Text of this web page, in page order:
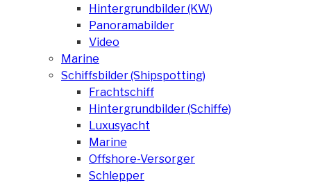
Hintergrundbilder (KW)
Panoramabilder
Video
Marine
Schiffsbilder (Shipspotting)
Frachtschiff
Hintergrundbilder (Schiffe)
Luxusyacht
Marine
Offshore-Versorger
Schlepper